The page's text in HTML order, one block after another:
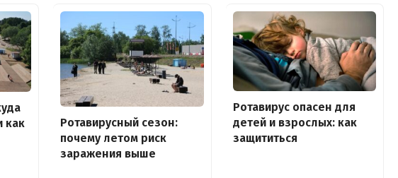
как
Ротавирусный сезон:
почему летом риск
заражения выше
Ротавирус опасен для
детей и взрослых: как
защититься